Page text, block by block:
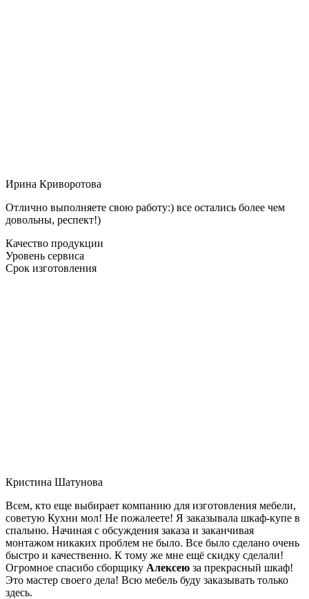
Ирина Криворотова
Отлично выполняете свою работу:) все остались более чем
довольны, респект!)
Качество продукции
Уровень сервиса
Срок изготовления
Кристина Шатунова
Всем, кто еще выбирает компанию для изготовления мебели,
советую Кухни мол! Не пожалеете! Я заказывала шкаф-купе в
спальню. Начиная с обсуждения заказа и заканчивая
монтажом никаких проблем не было. Все было сделано очень
быстро и качественно. К тому же мне ещё скидку сделали!
Огромное спасибо сборщику Алексею за прекрасный шкаф!
Это мастер своего дела! Всю мебель буду заказывать только
здесь.